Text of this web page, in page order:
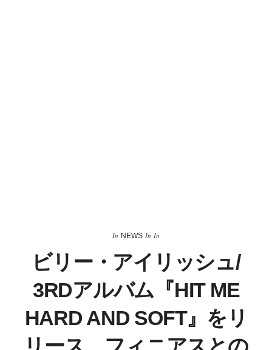
In NEWS In In
ビリー・アイリッシュ/
3RDアルバム『HIT ME
HARD AND SOFT』をリ